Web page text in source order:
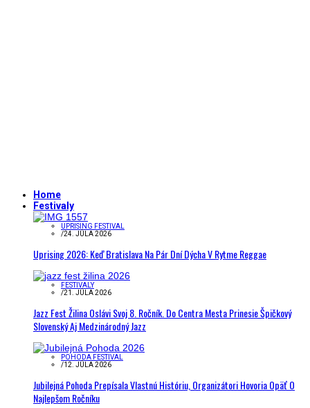
Home
Festivaly
UPRISING FESTIVAL
/24. JÚLA 2026
Uprising 2026: Keď Bratislava Na Pár Dní Dýcha V Rytme Reggae
FESTIVALY
/21. JÚLA 2026
Jazz Fest Žilina Oslávi Svoj 8. Ročník. Do Centra Mesta Prinesie Špičkový
Slovenský Aj Medzinárodný Jazz
POHODA FESTIVAL
/12. JÚLA 2026
Jubilejná Pohoda Prepísala Vlastnú Históriu, Organizátori Hovoria Opäť O
Najlepšom Ročníku